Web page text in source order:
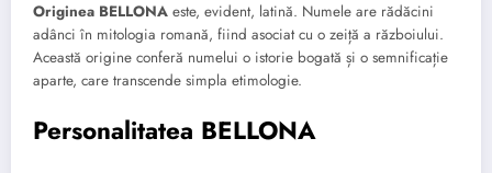
Originea BELLONA este, evident, latină. Numele are rădăcini
adânci în mitologia romană, fiind asociat cu o zeiță a războiului.
Această origine conferă numelui o istorie bogată și o semnificație
aparte, care transcende simpla etimologie.
Personalitatea BELLONA